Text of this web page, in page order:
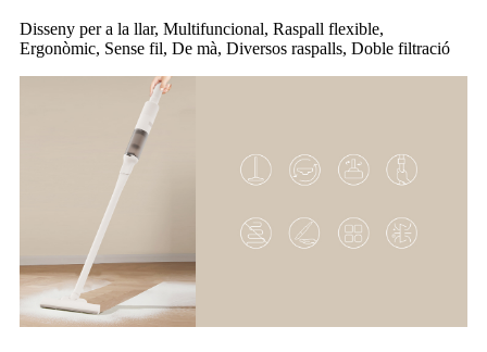
Disseny per a la llar, Multifuncional, Raspall flexible,
Ergonòmic, Sense fil, De mà, Diversos raspalls, Doble filtració